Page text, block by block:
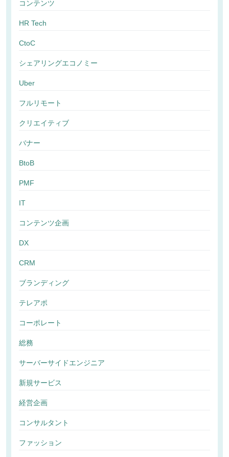
コンテンツ
HR Tech
CtoC
シェアリングエコノミー
Uber
フルリモート
クリエイティブ
バナー
BtoB
PMF
IT
コンテンツ企画
DX
CRM
ブランディング
テレアポ
コーポレート
総務
サーバーサイドエンジニア
新規サービス
経営企画
コンサルタント
ファッション